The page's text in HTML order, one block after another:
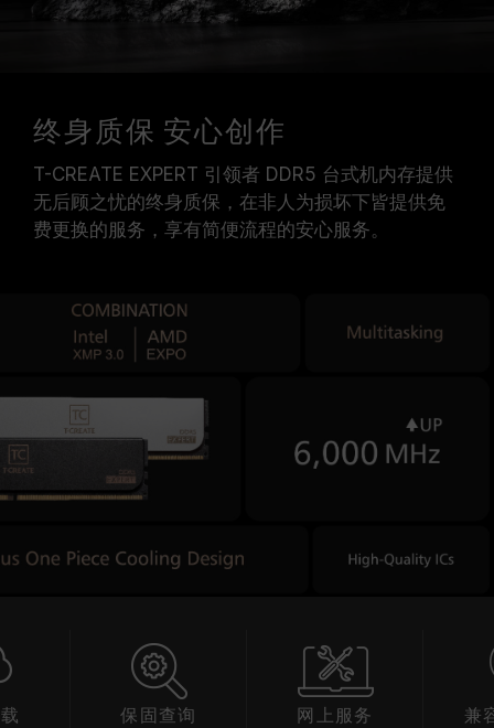
终身质保 安心创作
T-CREATE EXPERT 引领者 DDR5 台式机内存提供
无后顾之忧的终身质保，在非人为损坏下皆提供免
费更换的服务，享有简便流程的安心服务。
保固查询 网上服务 兼